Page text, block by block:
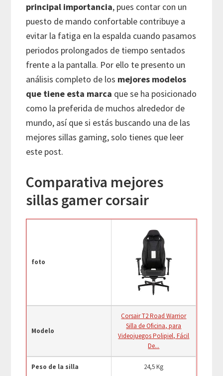
principal importancia, pues contar con un
puesto de mando confortable contribuye a
evitar la fatiga en la espalda cuando pasamos
periodos prolongados de tiempo sentados
frente a la pantalla. Por ello te presento un
análisis completo de los mejores modelos
que tiene esta marca que se ha posicionado
como la preferida de muchos alrededor de
mundo, así que si estás buscando una de las
mejores sillas gaming, solo tienes que leer
este post.
Comparativa mejores
sillas gamer corsair
foto
Modelo
Corsair T2 Road Warrior
Silla de Oficina, para
Videojuegos Polipiel, Fácil
De...
Peso de la silla 24,5 Kg